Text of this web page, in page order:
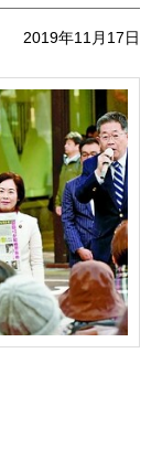
2019年11月17日